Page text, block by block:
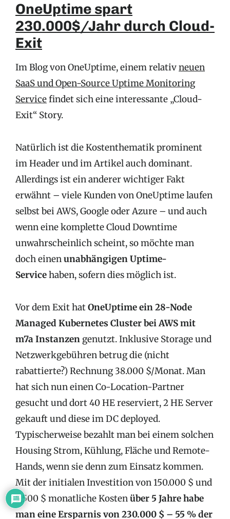
OneUptime spart
230.000$/Jahr durch Cloud-
Exit
Im Blog von OneUptime, einem relativneuen
SaaS und Open-Source Uptime Monitoring
Servicefindet sich eine interessante „Cloud-
Exit“ Story.
Natürlich ist die Kostenthematik prominent
im Header und im Artikel auch dominant.
Allerdings ist ein anderer wichtiger Fakt
erwähnt – viele Kunden von OneUptime laufen
selbst bei AWS, Google oder Azure – und auch
wenn eine komplette Cloud Downtime
unwahrscheinlich scheint, so möchte man
doch einenunabhängigen Uptime-
Servicehaben, sofern dies möglich ist.
Vor dem Exit hatOneUptime ein 28-Node
Managed Kubernetes Cluster bei AWS mit
m7a Instanzen genutzt. Inklusive Storage und
Netzwerkgebühren betrug die (nicht
rabattierte?) Rechnung 38.000 $/Monat. Man
hat sich nun einen Co-Location-Partner
gesucht und dort 40 HE reserviert, 2 HE Server
gekauft und diese im DC deployed.
Typischerweise bezahlt man bei einem solchen
Housing Strom, Kühlung, Fläche und Remote-
Hands, wenn sie denn zum Einsatz kommen.
Mit der initialen Investition von 150.000 $ und
5,500 $ monatliche Kostenüber 5 Jahre habe
man eine Ersparnis von 230.000 $ – 55 % der